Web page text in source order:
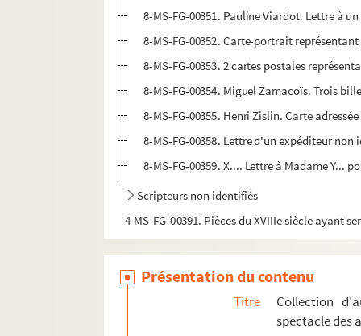
8-MS-FG-00351. Pauline Viardot. Lettre à
8-MS-FG-00352. Carte-portrait
8-MS-FG-00353. 2 cartes postales
8-MS-FG-00354. Miguel Zamacoïs. Trois
8-MS-FG-00355. Henri Zislin. Carte
8-MS-FG-00358. Lettre d'un expéditeur
8-MS-FG-00359. X.... Lettre à Madame Y...
Scripteurs non identifiés
4-MS-FG-00391. Pièces du XVIIIe siècle ayant
Présentation du contenu
Titre
Collection
spectacle des